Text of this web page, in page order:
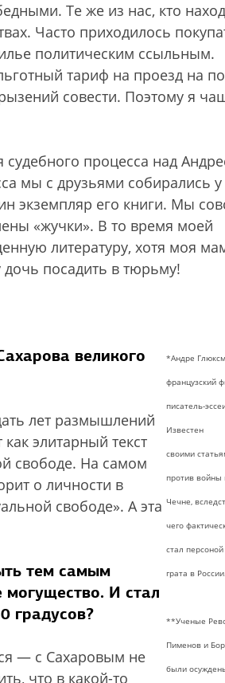
Те же из нас, кто
Часто приходилось
политическим ссыльным.
тариф на проезд на
совести. Поэтому я
судебного процесса над
мы с друзьями собирались
экземпляр его книги. Мы
«жучки». В то время моей
литературу, хотя моя
посадить в тюрьму!
*Андре
французский
писатель-
Известен
своими
против войны
Чечне,
чего
стал
грата в России.
**Ученые
Пименов и
были
великого
лет размышлений
элитарный текст
свободе. На самом
о личности в
свободе». А эта
тем самым
могущество. И стал
градусов?
— с Сахаровым не
что в какой-то